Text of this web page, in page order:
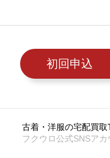
初回申込
古着・洋服の宅配買取
フクウロ公式SNSアカ